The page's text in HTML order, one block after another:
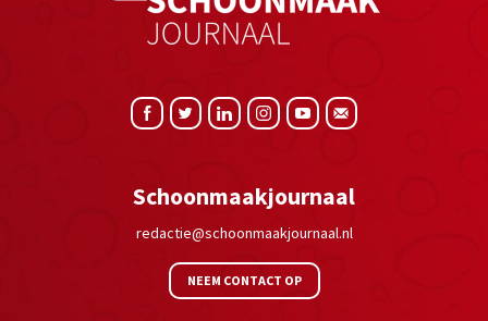
Schoonmaakjournaal
redactie@schoonmaakjournaal.nl
NEEM CONTACT OP